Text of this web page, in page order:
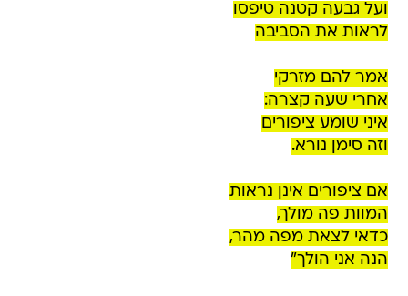
ועל גבעה קטנה טיפסו
לראות את הסביבה
אמר להם מזרקי
אחרי שעה קצרה:
איני שומע ציפורים
וזה סימן נורא.
אם ציפורים אינן נראות
המוות פה מולך,
כדאי לצאת מפה מהר,
הנה אני הולך"